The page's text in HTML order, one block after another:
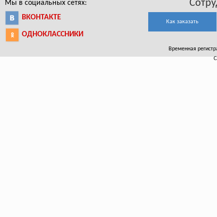
Мы в социальных сетях:
ВКОНТАКТЕ
ОДНОКЛАССНИКИ
Как заказать
Временная